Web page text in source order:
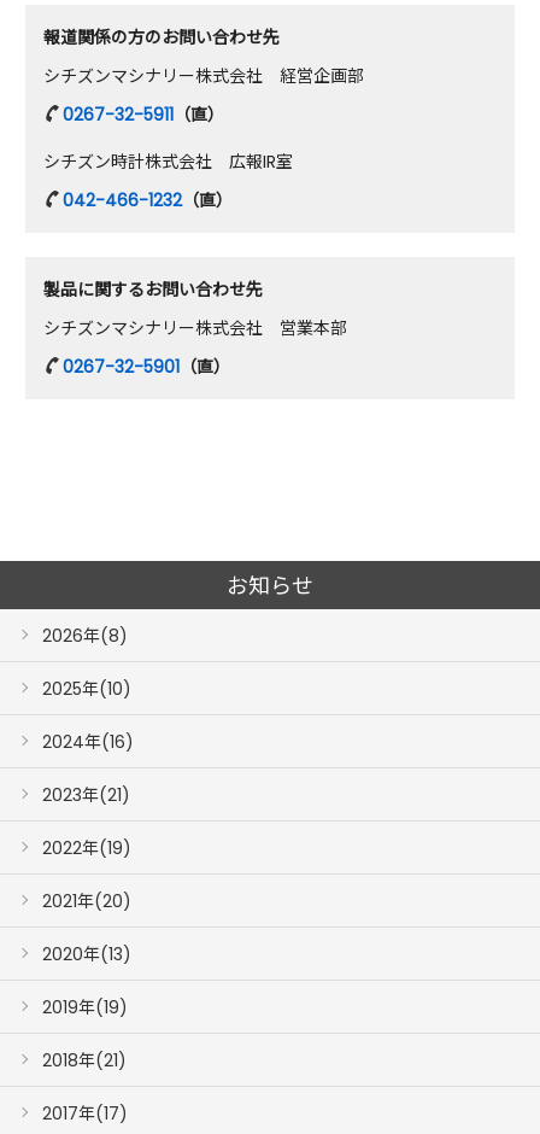
報道関係の方のお問い合わせ先
シチズンマシナリー株式会社 経営企画部
0267-32-5911 （直）
シチズン時計株式会社 広報IR室
042-466-1232（直）
製品に関するお問い合わせ先
シチズンマシナリー株式会社 営業本部
0267-32-5901 （直）
お知らせ
2026年(8)
2025年(10)
2024年(16)
2023年(21)
2022年(19)
2021年(20)
2020年(13)
2019年(19)
2018年(21)
2017年(17)